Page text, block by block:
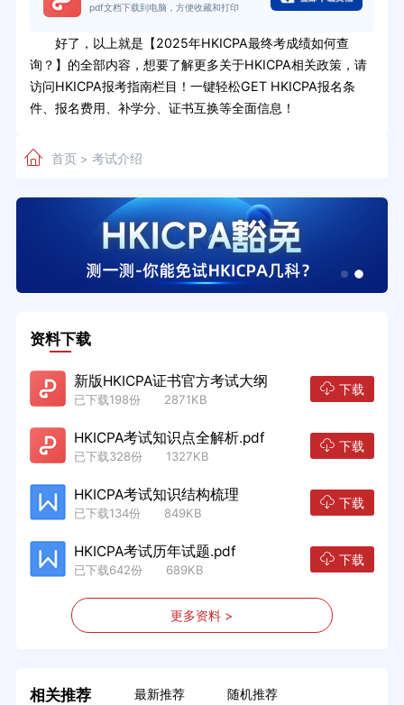
pdf文档下载到电脑，方便收藏和打印
好了，以上就是【2025年HKICPA最终考成绩如何查
询？】的全部内容，想要了解更多关于HKICPA相关政策，请
访问HKICPA报考指南栏目！一键轻松GET HKICPA报名条
件、报名费用、补学分、证书互换等全面信息！
首页> 考试介绍
资料下载
新版HKICPA证书官方考试大纲
已下载198份 2871KB
下载
HKICPA考试知识点全解析.pdf
已下载328份 1327KB
下载
HKICPA考试知识结构梳理
已下载134份 849KB
下载
HKICPA考试历年试题.pdf
已下载642份 689KB
下载
更多资料 >
相关推荐 最新推荐 随机推荐